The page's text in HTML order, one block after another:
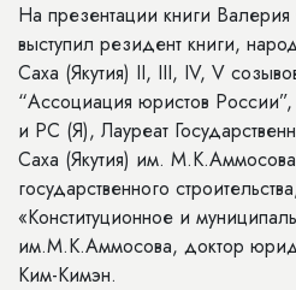
На презентации книги
выступил резидент книги,
Саха (Якутия) II, III, IV, V
“Ассоциация юристов
и РС (Я), Лауреат
Саха (Якутия) им.
государственного
«Конституционное и
им.М.К.Аммосова, доктор
Ким-Кимэн.